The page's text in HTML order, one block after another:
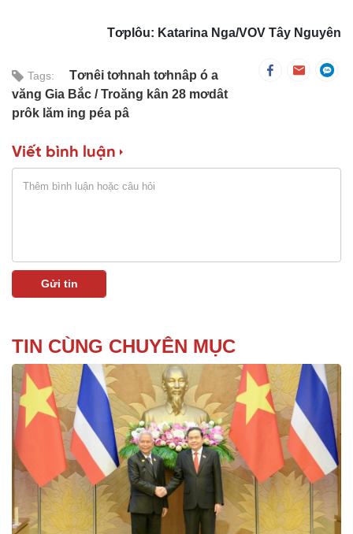
Tơplôu: Katarina Nga/VOV Tây Nguyên
Tags:
Tơnêi tơhnah tơhnâp ó a
văng Gia Bắc
Troăng kân 28 mơdât
prôk lăm ing péa pâ
Viết bình luận
TIN CÙNG CHUYÊN MỤC